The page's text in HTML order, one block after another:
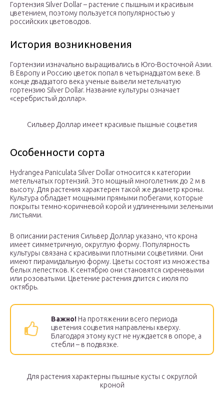
Гортензия Silver Dollar – растение с пышным и красивым
цветением, поэтому пользуется популярностью у
российских цветоводов.
История возникновения
Гортензии изначально выращивались в Юго-Восточной Азии.
В Европу и Россию цветок попал в четырнадцатом веке. В
конце двадцатого века ученые вывели метельчатую
гортензию Silver Dollar. Название культуры означает
«серебристый доллар».
Сильвер Доллар имеет красивые пышные соцветия
Особенности сорта
Hydrangea Paniculata Silver Dollar относится к категории
метельчатых гортензий. Это мощный многолетник до 2 м в
высоту. Для растения характерен такой же диаметр кроны.
Культура обладает мощными прямыми побегами, которые
покрыты темно-коричневой корой и удлиненными зелеными
листьями.
В описании растения Сильвер Доллар указано, что крона
имеет симметричную, округлую форму. Популярность
культуры связана с красивыми плотными соцветиями. Они
имеют пирамидальную форму. Цветы состоят из множества
белых лепестков. К сентябрю они становятся сиреневыми
или розоватыми. Цветение растения длится с июля по
октябрь.
Важно! На протяжении всего периода
цветения соцветия направлены кверху.
Благодаря этому куст не нуждается в опоре, а
стебли – в подвязке.
Для растения характерны пышные кусты с округлой
кроной